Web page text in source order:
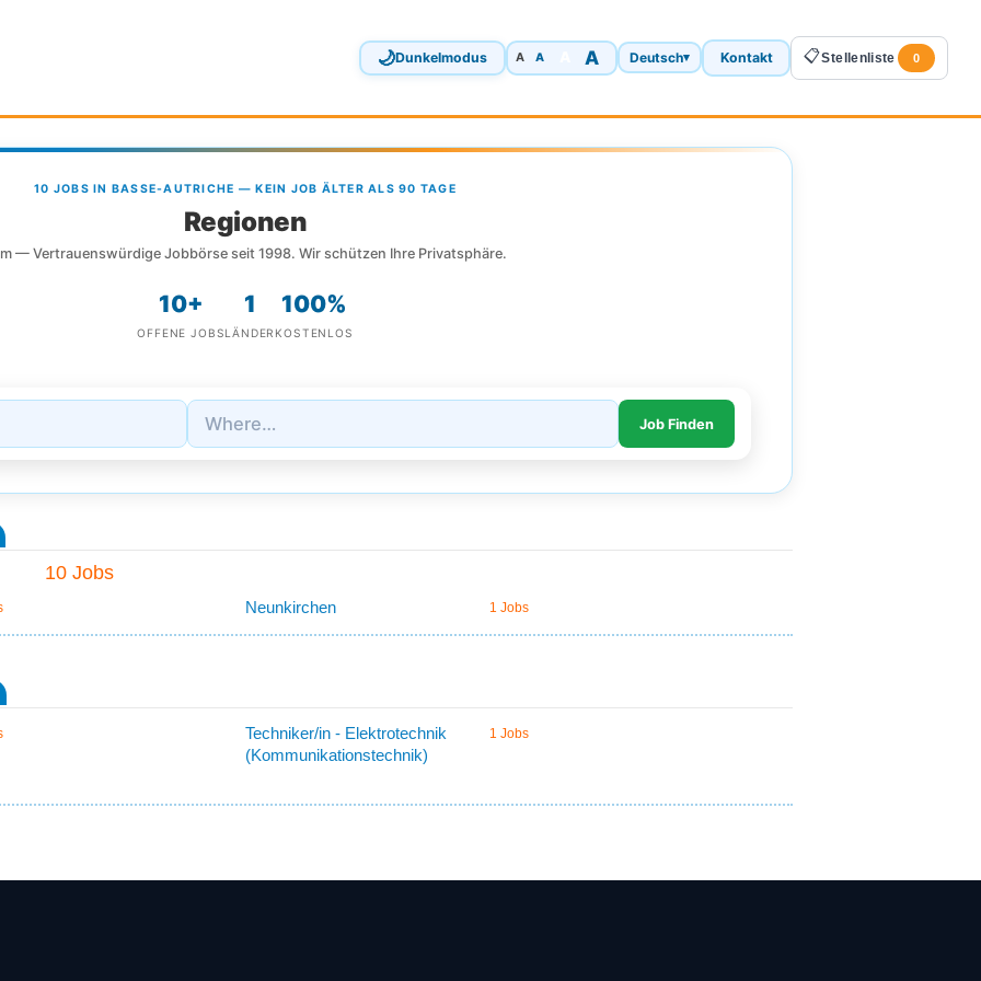
🌙Dunkelmodus A A A Deutsch▾ Kontakt 📋Stellenliste 0
10 JOBS IN BASSE-AUTRICHE — KEIN JOB ÄLTER ALS 90 TAGE
Regionen
— Vertrauenswürdige Jobbörse seit 1998. Wir schützen Ihre Privatsphäre.
10+
OFFENE JOBS
1
LÄNDER
100%
KOSTENLOS
10 Jobs
Neunkirchen 1 Jobs
Techniker/in - Elektrotechnik
(Kommunikationstechnik)
1 Jobs